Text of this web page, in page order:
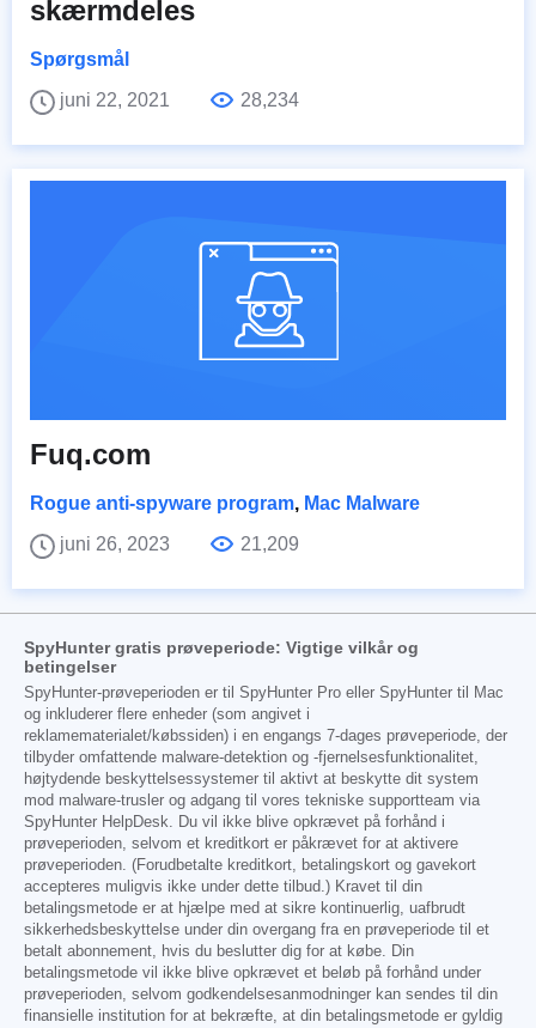
skærmdeles
Spørgsmål
juni 22, 2021
28,234
Fuq.com
Rogue anti-spyware program, Mac Malware
juni 26, 2023
21,209
SpyHunter gratis prøveperiode: Vigtige vilkår og
betingelser
SpyHunter-prøveperioden er til SpyHunter Pro eller SpyHunter til Mac
og inkluderer flere enheder (som angivet i
reklamematerialet/købssiden) i en engangs 7-dages prøveperiode, der
tilbyder omfattende malware-detektion og -fjernelsesfunktionalitet,
højtydende beskyttelsessystemer til aktivt at beskytte dit system
mod malware-trusler og adgang til vores tekniske supportteam via
SpyHunter HelpDesk. Du vil ikke blive opkrævet på forhånd i
prøveperioden, selvom et kreditkort er påkrævet for at aktivere
prøveperioden. (Forudbetalte kreditkort, betalingskort og gavekort
accepteres muligvis ikke under dette tilbud.) Kravet til din
betalingsmetode er at hjælpe med at sikre kontinuerlig, uafbrudt
sikkerhedsbeskyttelse under din overgang fra en prøveperiode til et
betalt abonnement, hvis du beslutter dig for at købe. Din
betalingsmetode vil ikke blive opkrævet et beløb på forhånd under
prøveperioden, selvom godkendelsesanmodninger kan sendes til din
finansielle institution for at bekræfte, at din betalingsmetode er gyldig